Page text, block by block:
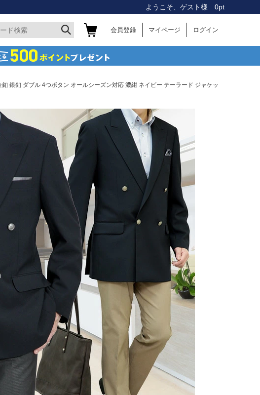
ようこそ、ゲスト様 0pt
会員登録 マイページ ログイン
銀釦 ダブル 4つボタン オールシーズン対応 濃紺 ネイビー テーラード ジャケッ